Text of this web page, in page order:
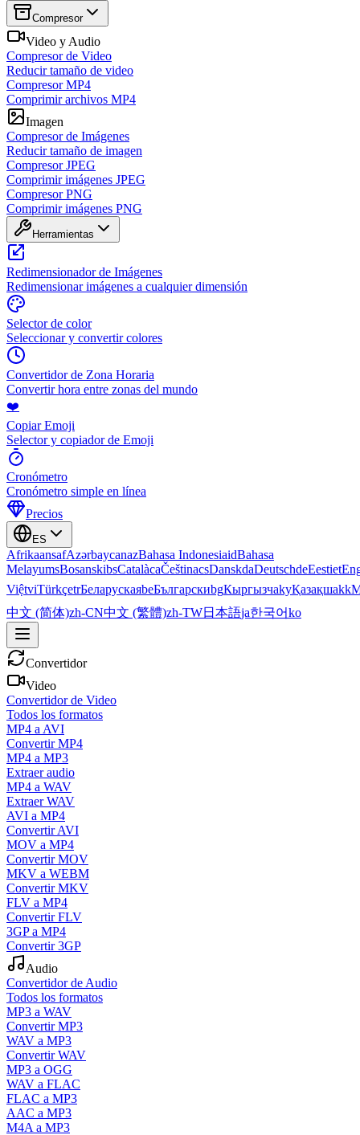
Compresor
Video y Audio
Compresor de Video
Reducir tamaño de video
Compresor MP4
Comprimir archivos MP4
Imagen
Compresor de Imágenes
Reducir tamaño de imagen
Compresor JPEG
Comprimir imágenes JPEG
Compresor PNG
Comprimir imágenes PNG
Herramientas
Redimensionador de Imágenes
Redimensionar imágenes a cualquier dimensión
Selector de color
Seleccionar y convertir colores
Convertidor de Zona Horaria
Convertir hora entre zonas del mundo
❤️
Copiar Emoji
Selector y copiador de Emoji
Cronómetro
Cronómetro simple en línea
Precios
ES
AfrikaansafAzərbaycanazBahasa IndonesiaidBahasa
MelayumsBosanskibsCatalàcaČeštinacsDanskdaDeutschdeEestiet
ViệtviTürkçetrБеларускаяbeБългарскиbgКыргызчаkyҚазақшаkk
中文 (简体)zh-CN中文 (繁體)zh-TW日本語ja한국어ko
Convertidor
Video
Convertidor de Video
Todos los formatos
MP4 a AVI
Convertir MP4
MP4 a MP3
Extraer audio
MP4 a WAV
Extraer WAV
AVI a MP4
Convertir AVI
MOV a MP4
Convertir MOV
MKV a WEBM
Convertir MKV
FLV a MP4
Convertir FLV
3GP a MP4
Convertir 3GP
Audio
Convertidor de Audio
Todos los formatos
MP3 a WAV
Convertir MP3
WAV a MP3
Convertir WAV
MP3 a OGG
WAV a FLAC
FLAC a MP3
AAC a MP3
M4A a MP3